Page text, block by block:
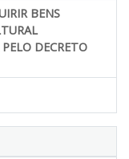
BENS
DECRETO